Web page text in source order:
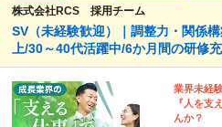
株式会社RCS 採用チーム
SV（未経験歓迎）｜調整力・関係
上/30～40代活躍中/6か月間の研修
業界未経
『人を支
んか？